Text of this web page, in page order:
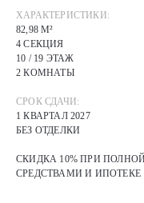
ХАРАКТЕРИСТИКИ:
82,98 М²
4 СЕКЦИЯ
10 / 19 ЭТАЖ
2 КОМНАТЫ
СРОК СДАЧИ:
1 КВАРТАЛ 2027
БЕЗ ОТДЕЛКИ
СКИДКА 10% ПРИ
СРЕДСТВАМИ И ИПОТЕКЕ